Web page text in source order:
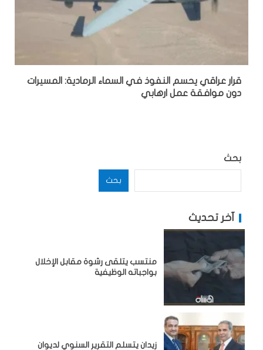
قرار عراقي يحسم النفوذ في السماء الرمادية: المسيرات
دون موافقة عمل ارهابي
بحث
بحث
آخر تحديث
منتسب يتلقى رشوة مقابل الإخلال
بواجباته الوظيفية
زيدان يتسلم التقرير السنوي لديوان